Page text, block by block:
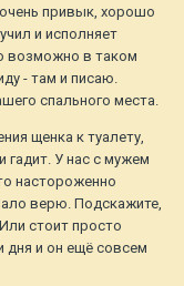
привык, хорошо
и исполняет
возможно в таком
- там и писаю.
спального места.
щенка к туалету,
гадит. У нас с мужем
настороженно
верю. Подскажите,
стоит просто
дня и он ещё совсем